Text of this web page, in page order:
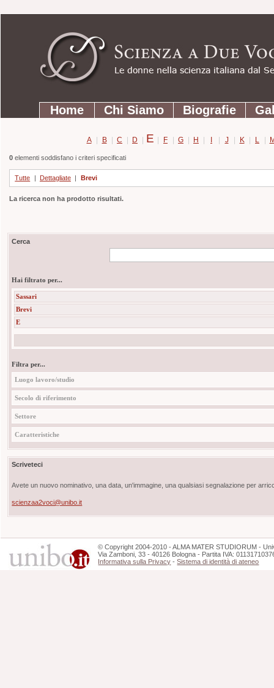
contenuti.
Strumenti
personali
SezioniHome Chi Siamo Biografie
A | B | C | D | E | F | G | H | I | J | K | L |
0elementi soddisfano i criteri specificati
Tutte | Dettagliate | Brevi
La ricerca non ha prodotto risultati.
Cerca
Hai filtrato per...
Sassari
Brevi
E
Filtra per...
Luogo lavoro/studio
Secolo di riferimento
Settore
Caratteristiche
Scriveteci
Avete un nuovo nominativo, una data, un'immagine, una qualsiasi segnalazione per
scienzaa2voci@unibo.it
©Copyright 2004-2010 - ALMA MATER STUDIORUM -
Via Zamboni, 33 - 40126 Bologna - Partita IVA:
Informativa sulla Privacy -Sistema di identità di ateneo